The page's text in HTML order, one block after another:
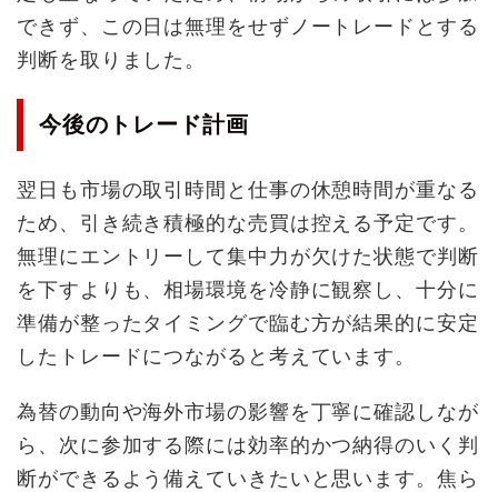
できず、この日は無理をせずノートレードとする
判断を取りました。
今後のトレード計画
翌日も市場の取引時間と仕事の休憩時間が重なる
ため、引き続き積極的な売買は控える予定です。
無理にエントリーして集中力が欠けた状態で判断
を下すよりも、相場環境を冷静に観察し、十分に
準備が整ったタイミングで臨む方が結果的に安定
したトレードにつながると考えています。
為替の動向や海外市場の影響を丁寧に確認しなが
ら、次に参加する際には効率的かつ納得のいく判
断ができるよう備えていきたいと思います。焦ら